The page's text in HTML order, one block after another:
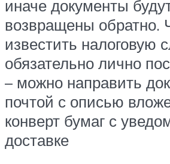
иначе документы
возвращены обратно.
известить налоговую
обязательно лично
– можно направить
почтой с описью
конверт бумаг с
доставке